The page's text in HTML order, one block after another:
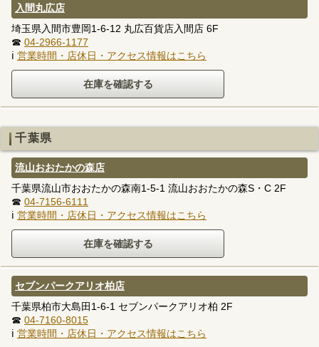
入間丸広店
埼玉県入間市豊岡1-6-12 丸広百貨店入間店 6F
☎ 04-2966-1177
ℹ 営業時間・店休日・アクセス情報はこちら
千葉県
流山おおたかの森店
千葉県流山市おおたかの森南1-5-1 流山おおたかの森S・C 2F
☎ 04-7156-6111
ℹ 営業時間・店休日・アクセス情報はこちら
セブンパークアリオ柏店
千葉県柏市大島田1-6-1 セブンパークアリオ柏 2F
☎ 04-7160-8015
ℹ 営業時間・店休日・アクセス情報はこちら